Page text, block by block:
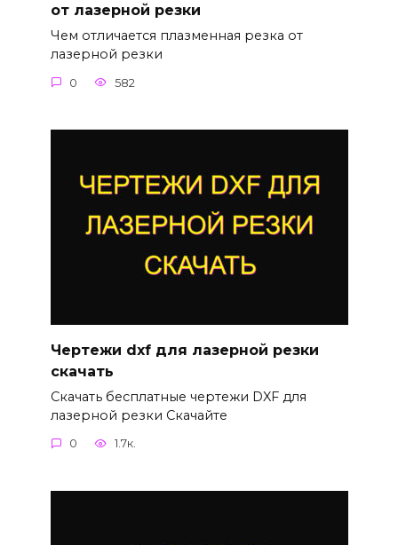
от лазерной резки
Чем отличается плазменная резка от
лазерной резки
0 582
Чертежи dxf для лазерной резки
скачать
Скачать бесплатные чертежи DXF для
лазерной резки Скачайте
0 1.7к.